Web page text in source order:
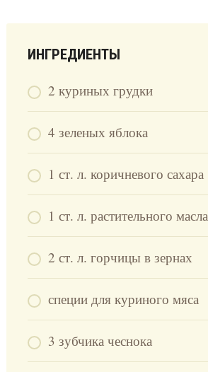
ИНГРЕДИЕНТЫ
2 куриных грудки
4 зеленых яблока
1 ст. л. коричневого сахара
1 ст. л. растительного масла
2 ст. л. горчицы в зернах
специи для куриного мяса
3 зубчика чеснока